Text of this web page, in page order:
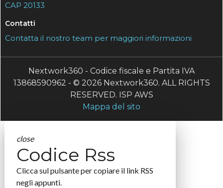
CAP 20133
Contatti
Contatta il nostro team per maggiori informazioni
Nextwork360 - Codice fiscale e Partita IVA
13868590962 - © 2026 Nextwork360. ALL RIGHTS
RESERVED. ISP AWS
Mappa del sito
close
Codice Rss
Clicca sul pulsante per copiare il link RSS
negli appunti.